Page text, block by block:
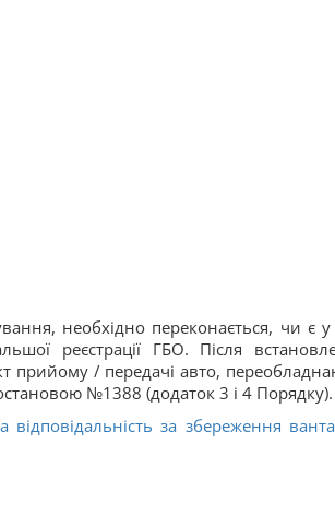
необхідно переконається, чи є
реєстрації ГБО. Після
прийому / передачі авто,
№1388 (додаток 3 і 4 Порядку).
відповідальність за збереження